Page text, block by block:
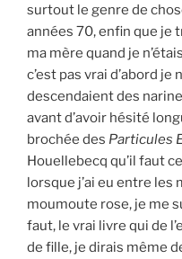
surtout le genre de
années 70, enfin que je
ma mère quand je
c’est pas vrai d’abord je
descendaient des
avant d’avoir hésité
brochée des Particules
Houellebecq qu’il faut
lorsque j’ai eu entre les
moumoute rose, je me
faut, le vrai livre qui de
de fille, je dirais même